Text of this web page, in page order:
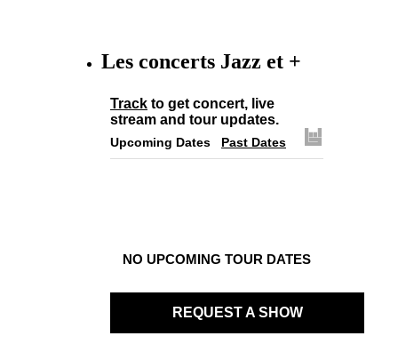
Les concerts Jazz et +
Track to get concert, live
stream and tour updates.
Upcoming Dates Past Dates
NO UPCOMING TOUR DATES
REQUEST A SHOW